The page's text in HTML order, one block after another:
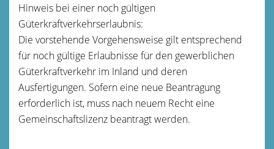
Hinweis bei einer noch gültigen
Güterkraftverkehrserlaubnis:
Die vorstehende Vorgehensweise gilt entsprechend
für noch gültige Erlaubnisse für den gewerblichen
Güterkraftverkehr im Inland und deren
Ausfertigungen. Sofern eine neue Beantragung
erforderlich ist, muss nach neuem Recht eine
Gemeinschaftslizenz beantragt werden.